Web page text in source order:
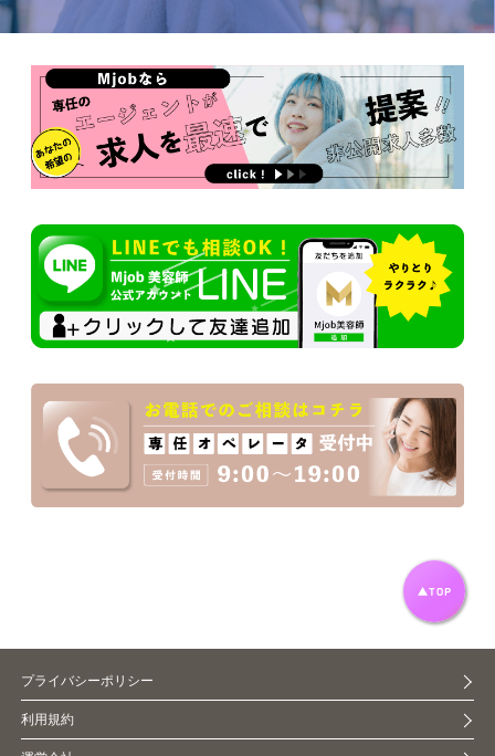
プライバシーポリシー
利用規約